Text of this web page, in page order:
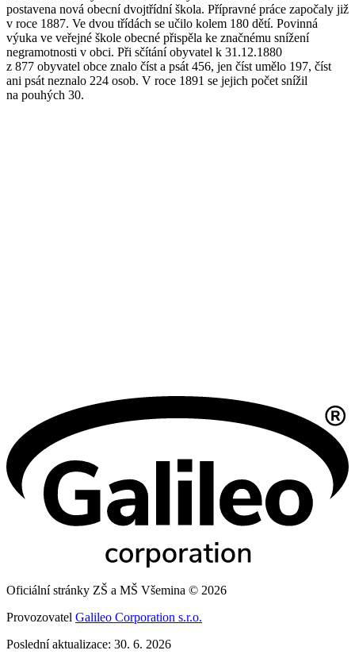
postavena nová obecní dvojtřídní škola. Přípravné práce započaly již
v roce 1887. Ve dvou třídách se učilo kolem 180 dětí. Povinná
výuka ve veřejné škole obecné přispěla ke značnému snížení
negramotnosti v obci. Při sčítání obyvatel k 31.12.1880
z 877 obyvatel obce znalo číst a psát 456, jen číst umělo 197, číst
ani psát neznalo 224 osob. V roce 1891 se jejich počet snížil
na pouhých 30.
Oficiální stránky ZŠ a MŠ Všemina © 2026
Provozovatel Galileo Corporation s.r.o.
Poslední aktualizace: 30. 6. 2026